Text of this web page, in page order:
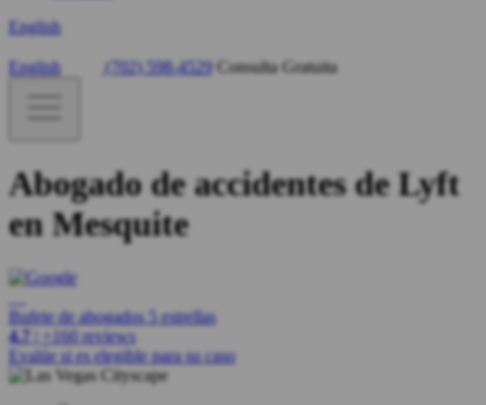
English
English (702) 598-4529 Consulta Gratuita
Abogado de accidentes de Lyft
en Mesquite
Bufete de abogados 5 estrellas
4.7
| +160 reviews
Evalúe si es elegible para su caso